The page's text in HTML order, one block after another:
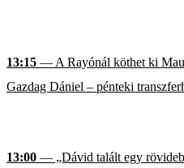
13:15 — A Rayónál köthet ki
Gazdag Dániel – pénteki
13:00 — „Dávid talált egy